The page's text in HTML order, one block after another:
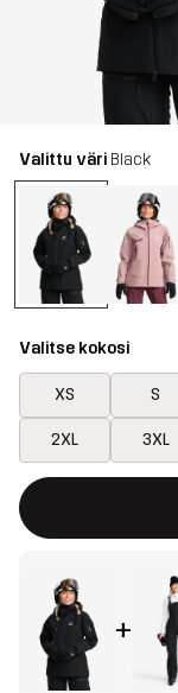
Valittu väri Black
Valitse kokosi
XS S
2XL 3XL
Tämä painike
{{size}} ei saatavilla
+